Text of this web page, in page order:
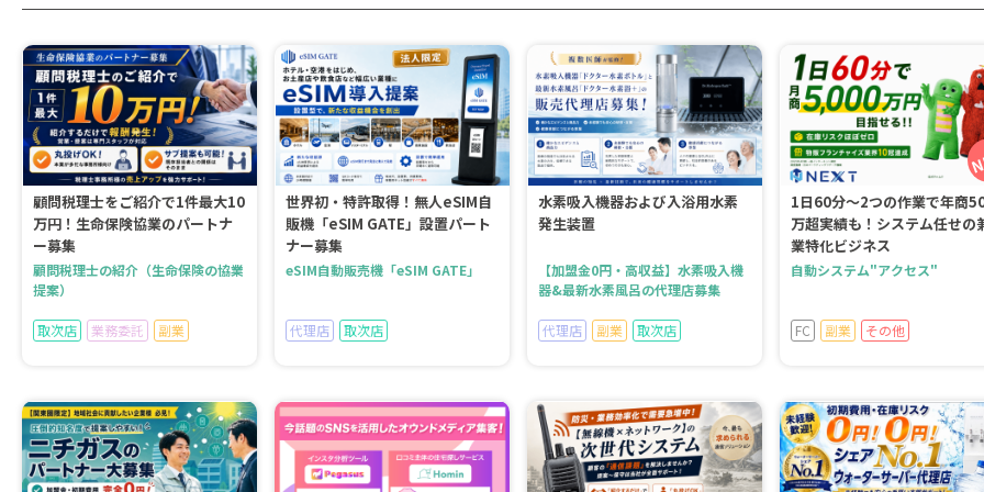
顧問税理士をご紹介で1件最大10
万円！生命保険協業のパートナ
ー募集
顧問税理士の紹介（生命保険の協業
提案）
取次店 業務委託 副業
世界初・特許取得！無人eSIM自
販機「eSIM GATE」設置パート
ナー募集
eSIM自動販売機「eSIM GATE」
代理店 取次店
水素吸入機器および入浴用水素
発生装置
【加盟金0円・高収益】水素吸入機
器&最新水素風呂の代理店募集
代理店 副業 取次店
1日60分～2つの作業で年商
万超実績も！システム任せの
業特化ビジネス
自動システム"アクセス"
FC 副業 その他